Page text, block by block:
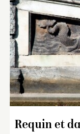
Requin et